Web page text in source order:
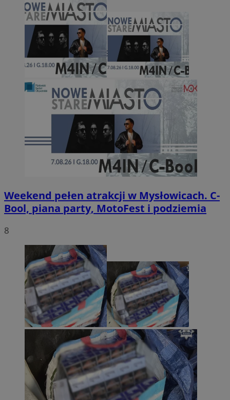
Weekend pełen atrakcji w Mysłowicach. C-
Bool, piana party, MotoFest i podziemia
8